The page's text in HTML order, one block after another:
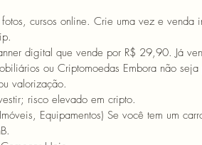
cursos online. Crie uma vez e venda
digital que vende por R$ 29,90. Já
ou Criptomoedas Embora não
valorização.
risco elevado em cripto.
Equipamentos) Se você tem um